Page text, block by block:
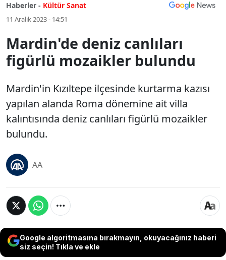
Haberler - Kültür Sanat
11 Aralık 2023 - 14:51
Mardin'de deniz canlıları
figürlü mozaikler bulundu
Mardin'in Kızıltepe ilçesinde kurtarma kazısı
yapılan alanda Roma dönemine ait villa
kalıntısında deniz canlıları figürlü mozaikler
bulundu.
AA
Google algoritmasına bırakmayın, okuyacağınız haberi
siz seçin! Tıkla ve ekle